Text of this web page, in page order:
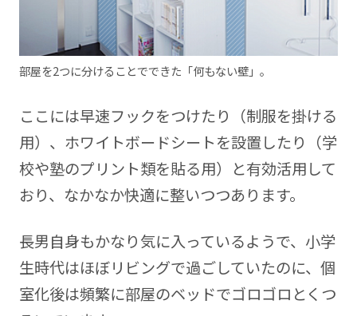
部屋を2つに分けることでできた「何もない壁」。
ここには早速フックをつけたり（制服を掛ける
用）、ホワイトボードシートを設置したり（学
校や塾のプリント類を貼る用）と有効活用して
おり、なかなか快適に整いつつあります。
長男自身もかなり気に入っているようで、小学
生時代はほぼリビングで過ごしていたのに、個
室化後は頻繁に部屋のベッドでゴロゴロとくつ